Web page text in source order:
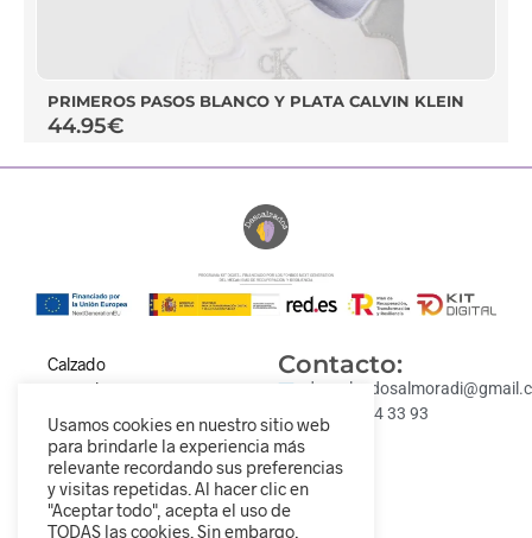
PRIMEROS PASOS BLANCO Y PLATA CALVIN KLEIN
44.95€
Calzado
cómodo,
moderno y para
todos los
estilos.
Descubre
nuestra
Contacto:
Tel: 693 84 33 93
Usamos cookies en nuestro sitio web
para brindarle la experiencia más
relevante recordando sus preferencias
y visitas repetidas. Al hacer clic en
"Aceptar todo", acepta el uso de
TODAS las cookies. Sin embargo,